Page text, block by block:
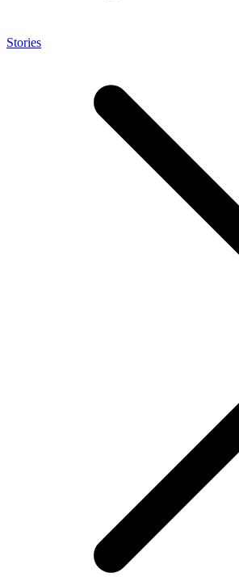
Stories